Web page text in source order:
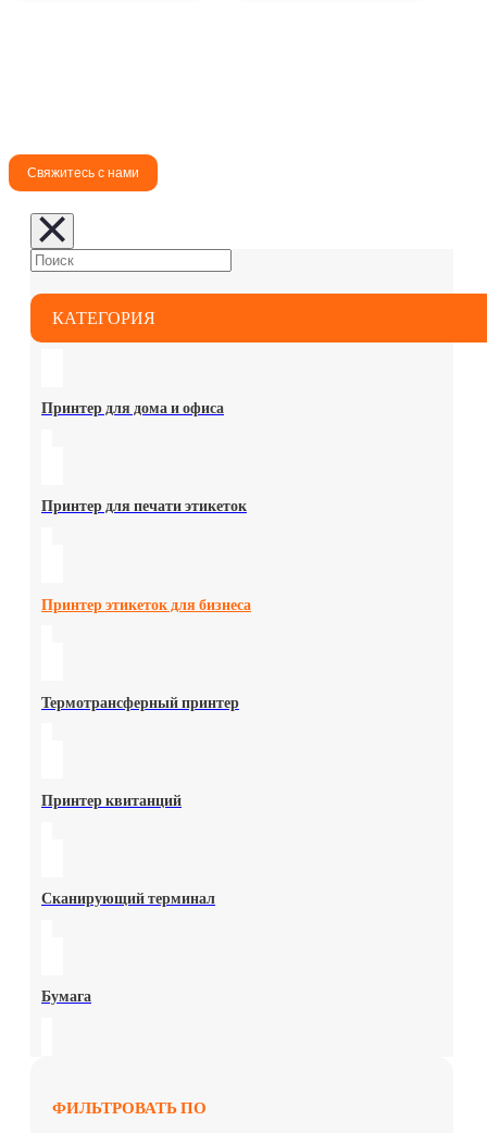
Свяжитесь с нами
КАТЕГОРИЯ
Принтер для дома и офиса
Принтер для печати этикеток
Принтер этикеток для бизнеса
Термотрансферный принтер
Принтер квитанций
Сканирующий терминал
Бумага
ФИЛЬТРОВАТЬ ПО